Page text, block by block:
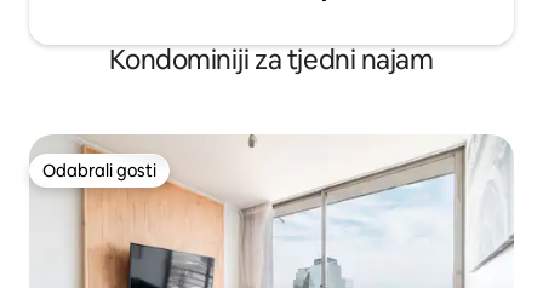
Kondominiji za tjedni najam
Odabrali gosti
Odabrali gosti